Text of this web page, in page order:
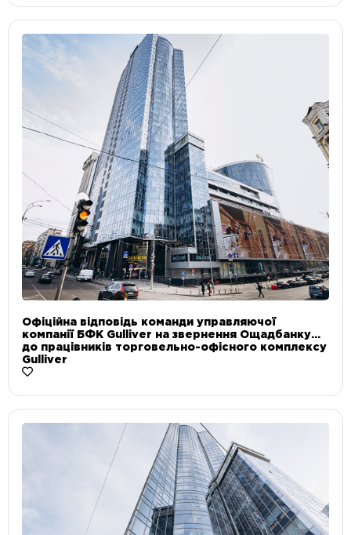
Офіційна відповідь команди управляючої
компанії БФК Gulliver на звернення Ощадбанку
до працівників торговельно-офісного комплексу
Gulliver